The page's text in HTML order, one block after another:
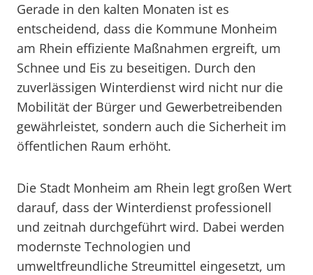
Gerade in den kalten Monaten ist es
entscheidend, dass die Kommune Monheim
am Rhein effiziente Maßnahmen ergreift, um
Schnee und Eis zu beseitigen. Durch den
zuverlässigen Winterdienst wird nicht nur die
Mobilität der Bürger und Gewerbetreibenden
gewährleistet, sondern auch die Sicherheit im
öffentlichen Raum erhöht.
Die Stadt Monheim am Rhein legt großen Wert
darauf, dass der Winterdienst professionell
und zeitnah durchgeführt wird. Dabei werden
modernste Technologien und
umweltfreundliche Streumittel eingesetzt, um